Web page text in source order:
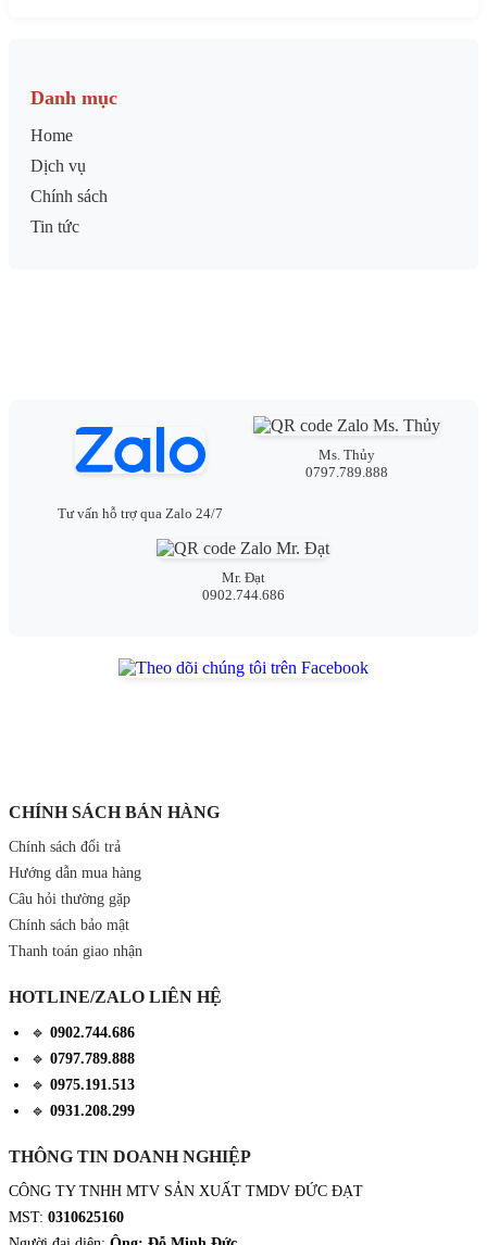
Danh mục
Home
Dịch vụ
Chính sách
Tin tức
Tư vấn hỗ trợ qua Zalo 24/7
Ms. Thủy
0797.789.888
Mr. Đạt
0902.744.686
CHÍNH SÁCH BÁN HÀNG
Chính sách đổi trả
Hướng dẫn mua hàng
Câu hỏi thường gặp
Chính sách bảo mật
Thanh toán giao nhận
HOTLINE/ZALO LIÊN HỆ
🔹 0902.744.686
🔹 0797.789.888
🔹 0975.191.513
🔹 0931.208.299
THÔNG TIN DOANH NGHIỆP
CÔNG TY TNHH MTV SẢN XUẤT TMDV ĐỨC ĐẠT
MST: 0310625160